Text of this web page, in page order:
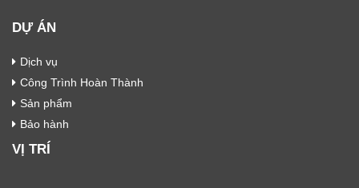
DỰ ÁN
Dịch vụ
Công Trình Hoàn Thành
Sản phẩm
Bảo hành
VỊ TRÍ